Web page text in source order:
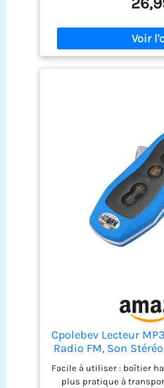
bain. Son HIFI et
cristallin même sous
dispose de 8 Go de
plus de 2 000
Conception étanche :
inclus : le lecteur
écouteurs étanches
à trois couches pour
dans les oreilles et isoler
tailles d’embouts
optimal. Boîtier en
avec un boîtier en
MP3 est extrêmement
dommages accidentels,
Cpolebev Lecteur
Radio FM, Son
Surf, Cyclisme,
Musique avec
Facile à utiliser : boîtier
plus pratique à